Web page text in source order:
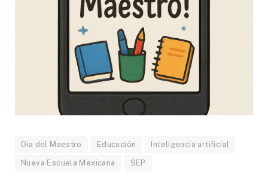
Día del Maestro Educación Inteligencia artificial
Nueva Escuela Mexicana SEP